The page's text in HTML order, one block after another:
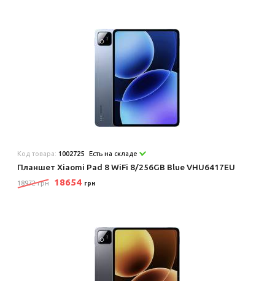
Код товара: 1002725 Есть на складе
Планшет Xiaomi Pad 8 WiFi 8/256GB Blue VHU6417EU
18972 грн 18654 грн